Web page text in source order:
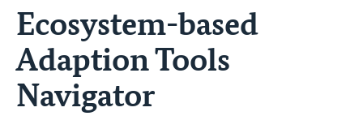
Ecosystem-based
Adaption Tools
Navigator